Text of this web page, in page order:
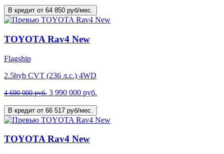
В кредит от 64 850 руб/мес.
TOYOTA Rav4 New
Flagship
2.5hyb CVT (236 л.с.) 4WD
4 690 000 руб. 3 990 000 руб.
В кредит от 66 517 руб/мес.
TOYOTA Rav4 New